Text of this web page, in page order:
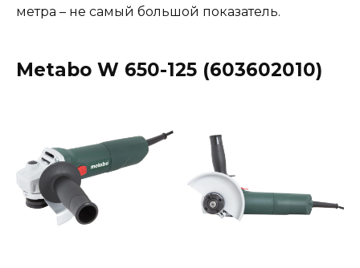
метра – не самый большой показатель.
Metabo W 650-125 (603602010)